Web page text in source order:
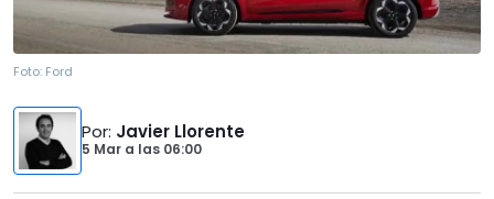
Foto: Ford
Por: Javier Llorente
5 Mar a las 06:00